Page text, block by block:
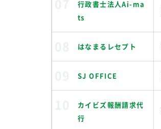
行政書士法人Ai-ma
ts
はなまるレセプト
SJ OFFICE
カイビズ報酬請求代
行